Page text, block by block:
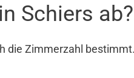
Schiers ab?
die Zimmerzahl